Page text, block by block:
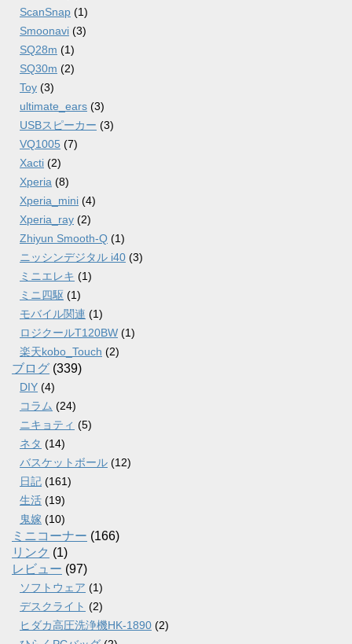
ScanSnap (1)
Smoonavi (3)
SQ28m (1)
SQ30m (2)
Toy (3)
ultimate_ears (3)
USBスピーカー (3)
VQ1005 (7)
Xacti (2)
Xperia (8)
Xperia_mini (4)
Xperia_ray (2)
Zhiyun Smooth-Q (1)
ニッシンデジタル i40 (3)
ミニエレキ (1)
ミニ四駆 (1)
モバイル関連 (1)
ロジクールT120BW (1)
楽天kobo_Touch (2)
ブログ (339)
DIY (4)
コラム (24)
ニキョティ (5)
ネタ (14)
バスケットボール (12)
日記 (161)
生活 (19)
鬼嫁 (10)
ミニコーナー (166)
リンク (1)
レビュー (97)
ソフトウェア (1)
デスクライト (2)
ヒダカ高圧洗浄機HK-1890 (2)